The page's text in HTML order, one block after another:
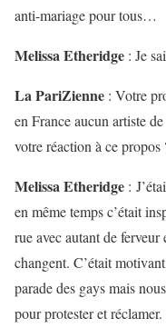
anti-mariage pour tous…
Melissa Etheridge : Je
La PariZienne : Votre
en France aucun artiste
votre réaction à ce propos
Melissa Etheridge :
en même temps c’était
rue avec autant de ferveur
changent. C’était
parade des gays mais
pour protester et